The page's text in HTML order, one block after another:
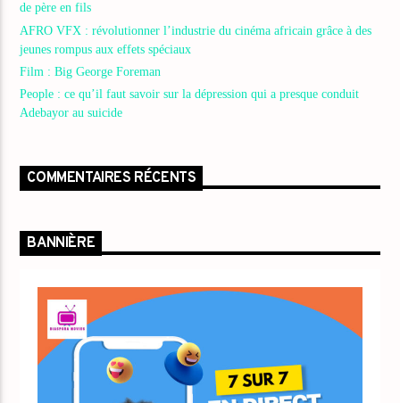
de père en fils
AFRO VFX : révolutionner l’industrie du cinéma africain grâce à des
jeunes rompus aux effets spéciaux
Film : Big George Foreman
People : ce qu’il faut savoir sur la dépression qui a presque conduit
Adebayor au suicide
COMMENTAIRES RÉCENTS
BANNIÈRE